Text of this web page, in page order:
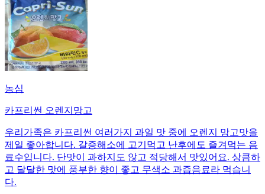
농심
카프리썬 오렌지망고
우리가족은 카프리썬 여러가지 과일 맛 중에 오렌지 망고맛을
제일 좋아합니다. 갈증해소에 고기먹고 난후에도 즐겨먹는 음
료수입니다. 단맛이 과하지도 않고 적당해서 맛있어요. 상큼하
고 달달한 맛에 풍부한 향이 좋고 무색소 과즙음료라 먹습니
다.